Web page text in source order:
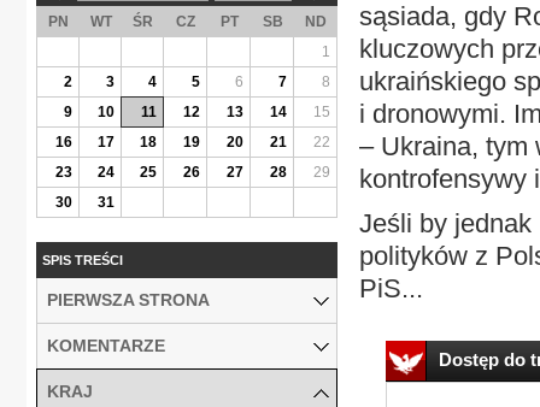
sąsiada, gdy
kluczowych
ukraińskiego
i dronowymi.
– Ukraina, tym
kontrofensywy
Jeśli by
polityków z
PiS...
Dostęp do
PN WT ŚR CZ PT SB
ND
1
2
3 4 5 6 7
8
9
10 11 12 13 14
15
16
17 18 19 20 21
22
23
24 25 26 27 28
29
30
31
SPIS TREŚCI
PIERWSZA STRONA
KOMENTARZE
KRAJ